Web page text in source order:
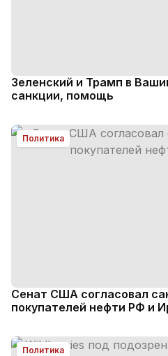
Зеленский и Трамп в
санкции, помощь
Политика
Сенат США согласовал
покупателей нефти РФ и
Политика